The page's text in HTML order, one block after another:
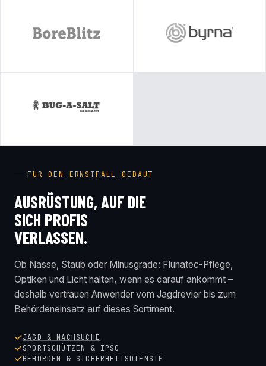
FÜR DEN ERNSTFALL GEBAUT
AUSRÜSTUNG, AUF DIE
SICH PROFIS
VERLASSEN.
Ob Nässe, Staub oder Minusgrade: Flunatec-Pflege,
Optiken und Licht halten, wenn es darauf ankommt –
deshalb vertrauen Anwender vom Jagdrevier bis zum
Behördeneinsatz auf dieses Sortiment.
JAGD & NACHSUCHE
SPORTSCHÜTZEN & IPSC
BEHÖRDEN & SICHERHEITSDIENSTE